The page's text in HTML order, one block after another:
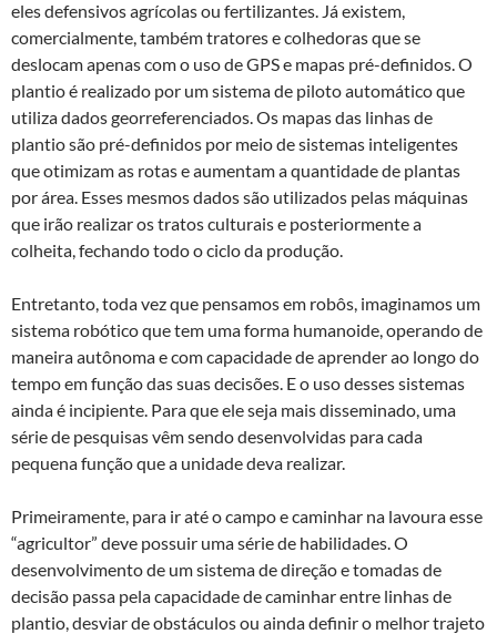
eles defensivos agrícolas ou fertilizantes. Já existem,
comercialmente, também tratores e colhedoras que se
deslocam apenas com o uso de GPS e mapas pré-definidos. O
plantio é realizado por um sistema de piloto automático que
utiliza dados georreferenciados. Os mapas das linhas de
plantio são pré-definidos por meio de sistemas inteligentes
que otimizam as rotas e aumentam a quantidade de plantas
por área. Esses mesmos dados são utilizados pelas máquinas
que irão realizar os tratos culturais e posteriormente a
colheita, fechando todo o ciclo da produção.
Entretanto, toda vez que pensamos em robôs, imaginamos um
sistema robótico que tem uma forma humanoide, operando de
maneira autônoma e com capacidade de aprender ao longo do
tempo em função das suas decisões. E o uso desses sistemas
ainda é incipiente. Para que ele seja mais disseminado, uma
série de pesquisas vêm sendo desenvolvidas para cada
pequena função que a unidade deva realizar.
Primeiramente, para ir até o campo e caminhar na lavoura esse
“agricultor” deve possuir uma série de habilidades. O
desenvolvimento de um sistema de direção e tomadas de
decisão passa pela capacidade de caminhar entre linhas de
plantio, desviar de obstáculos ou ainda definir o melhor trajeto